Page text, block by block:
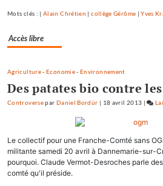
Mots clés : |Alain Chrétien |collège Gérôme |Yves
Accès libre
Agriculture-Economie-Environnement
Des patates bio contre les
Controversepar Daniel Bordür | 18 avril 2013 |
Le collectif pour une Franche-Comté sans
militante samedi 20 avril à Dannemarie-sur-
pourquoi. Claude Vermot-Desroches parle
comté qu'il préside.